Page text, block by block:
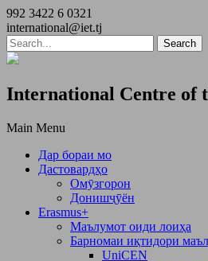
992 3422 6 0321
international@iet.tj
International Centre of
Main Menu
Дар бораи мо
Дастовардҳо
Омӯзгорон
Донишҷӯён
Erasmus+
Маълумот оиди лоиҳа
Барномаи иқтидори
UniCEN